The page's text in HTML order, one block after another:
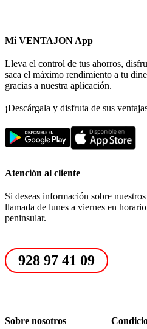
Mi VENTAJON App
Lleva el control de tus ahorros,
saca el máximo rendimiento a tu
gracias a nuestra aplicación.
¡Descárgala y disfruta de sus
Atención al cliente
Si deseas información sobre
llamada de lunes a viernes en
peninsular.
928 97 41 09
Sobre nosotros